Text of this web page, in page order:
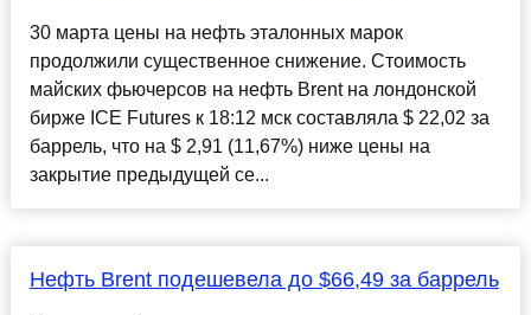
30 марта цены на нефть эталонных марок
продолжили существенное снижение. Стоимость
майских фьючерсов на нефть Brent на лондонской
бирже ICE Futures к 18:12 мск составляла $ 22,02 за
баррель, что на $ 2,91 (11,67%) ниже цены на
закрытие предыдущей се...
Нефть Brent подешевела до $66,49 за баррель